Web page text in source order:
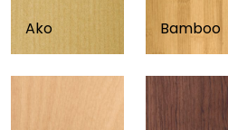
Ako Bamboo